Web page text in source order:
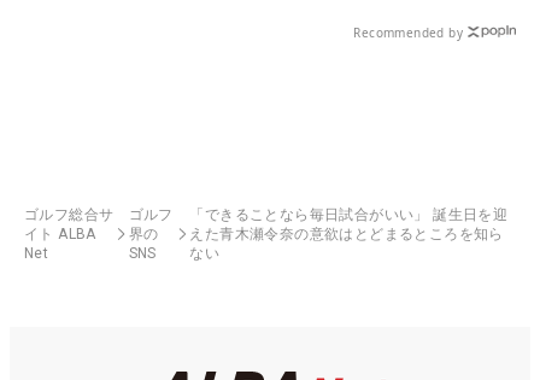
Recommended by
ゴルフ総合サ
イト ALBA
Net
ゴルフ
界の
SNS
「できることなら毎日試合がいい」 誕生日を迎
えた青木瀬令奈の意欲はとどまるところを知ら
ない